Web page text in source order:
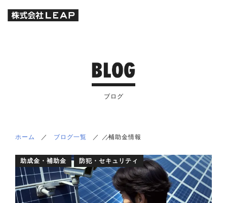
ブログ
ホーム ／ ブログ一覧 ／ ／
／補助金情報
助成金・補助金 防犯・セキュリティ